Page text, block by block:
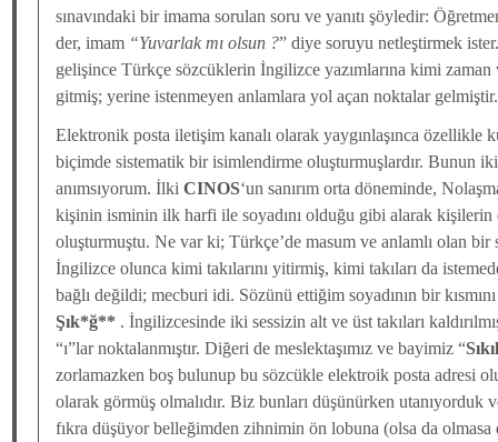
sınavındaki bir imama sorulan soru ve yanıtı şöyledir:
der, imam “Yuvarlak mı olsun ?” diye soruyu netleştirmek
gelişince Türkçe sözcüklerin İngilizce yazımlarına kimi zaman
gitmiş; yerine istenmeyen anlamlara yol açan noktalar gelmiştir.
Elektronik posta iletişim kanalı olarak yaygınlaşınca özellikle
biçimde sistematik bir isimlendirme oluşturmuşlardır. Bunun
anımsıyorum. İlki CINOS‘un sanırım orta döneminde,
kişinin isminin ilk harfi ile soyadını olduğu gibi alarak kişilerin
oluşturmuştu. Ne var ki; Türkçe’de masum ve anlamlı olan bir
İngilizce olunca kimi takılarını yitirmiş, kimi takıları da
bağlı değildi; mecburi idi. Sözünü ettiğim soyadının bir
Şık*ğ** . İngilizcesinde iki sessizin alt ve üst takıları
“ı”lar noktalanmıştır. Diğeri de meslektaşımız ve bayimiz “
zorlamazken boş bulunup bu sözcükle elektroik posta adresi
olarak görmüş olmalıdır. Biz bunları düşünürken utanıyorduk
fıkra düşüyor belleğimden zihnimin ön lobuna (olsa da olmasa